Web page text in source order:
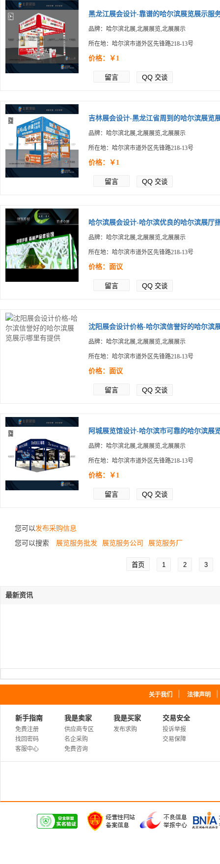
黑龙江展会设计-靠谱的哈尔滨展览展示服
品牌：哈尔滨北展,北展展览,北展展示
所在地：哈尔滨市道外区先锋路218-13号
价格：￥1
留言 QQ 交谈
吉林展会设计-黑龙江省周到的哈尔滨展览
品牌：哈尔滨北展,北展展览,北展展示
所在地：哈尔滨市道外区先锋路218-13号
价格：￥1
留言 QQ 交谈
哈尔滨展会设计-哈尔滨优良的哈尔滨展厅
品牌：哈尔滨北展,北展展览,北展展示
所在地：哈尔滨市道外区先锋路218-13号
价格：面议
留言 QQ 交谈
沈阳展会设计价格-哈尔滨信誉好的哈尔滨
品牌：哈尔滨北展,北展展览,北展展示
所在地：哈尔滨市道外区先锋路218-13号
价格：面议
留言 QQ 交谈
阿城展览馆设计-哈尔滨市可靠的哈尔滨展
品牌：哈尔滨北展,北展展览,北展展示
所在地：哈尔滨市道外区先锋路218-13号
价格：￥1
留言 QQ 交谈
您可以发布采购信息
您可以搜索
展览服务批发 展览服务公司 展览服务厂
首页 1 2 3
最新资讯
关于我们 法律声明
新手指南
免费注册
找回密码
客服中心
我是卖家
供应商专区
名企采购
免费咨询
我是买家
发布求购
交易安全
投诉举报
交易保障